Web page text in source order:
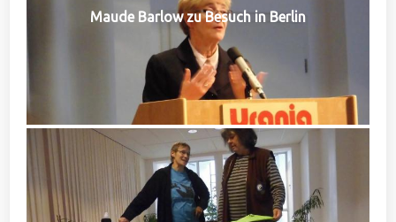
Maude Barlow zu Besuch in Berlin